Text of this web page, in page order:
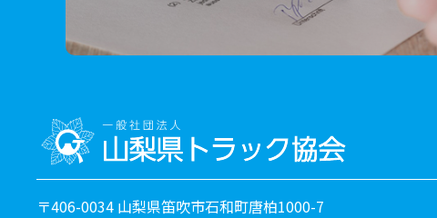
〒406-0034 山梨県笛吹市石和町唐柏1000-7